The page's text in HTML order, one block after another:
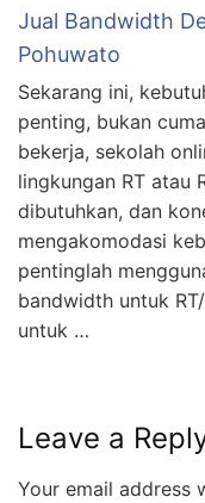
Jual Bandwidth
Pohuwato
Sekarang ini,
penting, bukan
bekerja, sekolah
lingkungan RT atau
dibutuhkan, dan
mengakomodasi
pentinglah
bandwidth untuk
untuk …
Leave a
Your email address